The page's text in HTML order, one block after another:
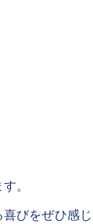
。
びをぜひ感じ